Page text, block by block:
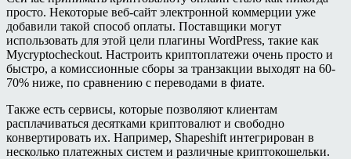
просто. Некоторые веб-сайт электронной коммерции уже
добавили такой способ оплаты. Поставщики могут
использовать для этой цели плагины WordPress, такие как
Mycryptocheckout. Настроить криптоплатежи очень просто и
быстро, а комиссионные сборы за транзакции выходят на 60-
70% ниже, по сравнению с переводами в фиате.
Также есть сервисы, которые позволяют клиентам
расплачиваться десятками криптовалют и свободно
конвертировать их. Например, Shapeshift интегрирован в
несколько платежных систем и различные криптокошельки.